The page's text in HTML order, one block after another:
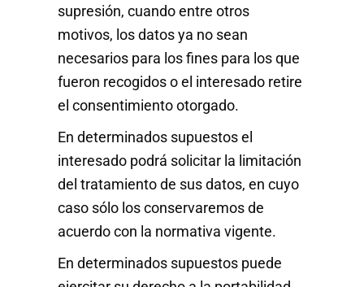
supresión, cuando entre otros
motivos, los datos ya no sean
necesarios para los fines para los que
fueron recogidos o el interesado retire
el consentimiento otorgado.
En determinados supuestos el
interesado podrá solicitar la limitación
del tratamiento de sus datos, en cuyo
caso sólo los conservaremos de
acuerdo con la normativa vigente.
En determinados supuestos puede